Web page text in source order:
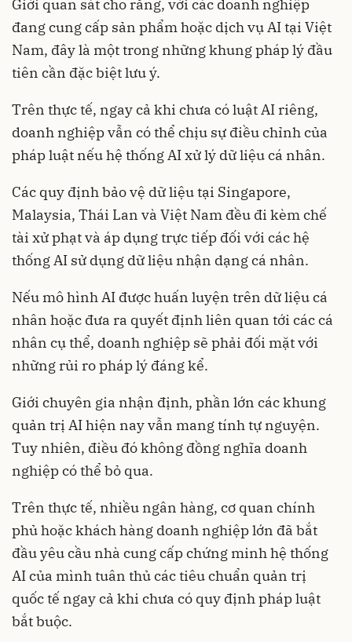
Giới quan sát cho rằng, với các doanh nghiệp
đang cung cấp sản phẩm hoặc dịch vụ AI tại Việt
Nam, đây là một trong những khung pháp lý đầu
tiên cần đặc biệt lưu ý.
Trên thực tế, ngay cả khi chưa có luật AI riêng,
doanh nghiệp vẫn có thể chịu sự điều chỉnh của
pháp luật nếu hệ thống AI xử lý dữ liệu cá nhân.
Các quy định bảo vệ dữ liệu tại Singapore,
Malaysia, Thái Lan và Việt Nam đều đi kèm chế
tài xử phạt và áp dụng trực tiếp đối với các hệ
thống AI sử dụng dữ liệu nhận dạng cá nhân.
Nếu mô hình AI được huấn luyện trên dữ liệu cá
nhân hoặc đưa ra quyết định liên quan tới các cá
nhân cụ thể, doanh nghiệp sẽ phải đối mặt với
những rủi ro pháp lý đáng kể.
Giới chuyên gia nhận định, phần lớn các khung
quản trị AI hiện nay vẫn mang tính tự nguyện.
Tuy nhiên, điều đó không đồng nghĩa doanh
nghiệp có thể bỏ qua.
Trên thực tế, nhiều ngân hàng, cơ quan chính
phủ hoặc khách hàng doanh nghiệp lớn đã bắt
đầu yêu cầu nhà cung cấp chứng minh hệ thống
AI của mình tuân thủ các tiêu chuẩn quản trị
quốc tế ngay cả khi chưa có quy định pháp luật
bắt buộc.